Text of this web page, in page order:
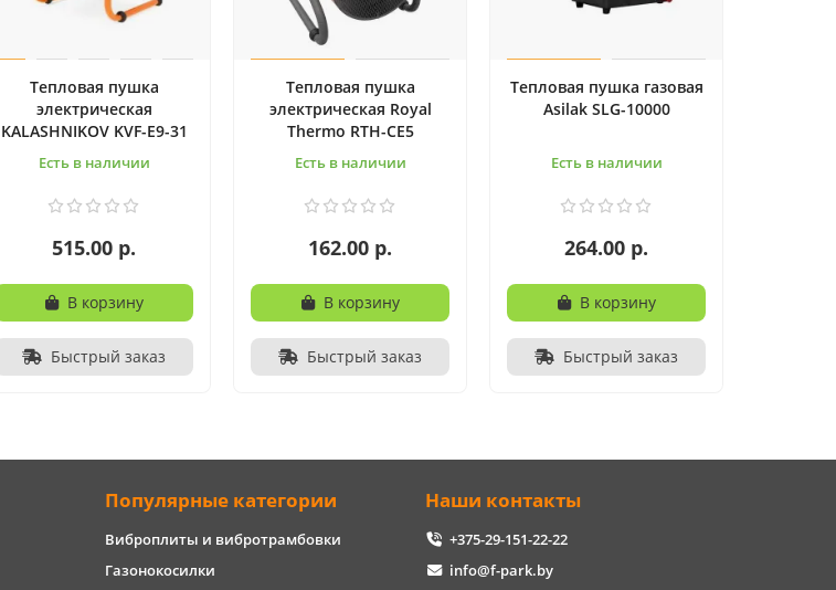
Тепловая пушка
электрическая
KALASHNIKOV KVF-E9-31
Есть в наличии
515.00 р.
В корзину
Быстрый заказ
Тепловая пушка
электрическая Royal
Thermo RTH-СE5
Есть в наличии
162.00 р.
В корзину
Быстрый заказ
Тепловая пушка газовая
Asilak SLG-10000
Есть в наличии
264.00 р.
В корзину
Быстрый заказ
Популярные категории
Виброплиты и вибротрамбовки
Газонокосилки
Наши контакты
+375-29-151-22-22
info@f-park.by